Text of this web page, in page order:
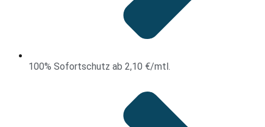
100% Sofortschutz ab 2,10 €/mtl.